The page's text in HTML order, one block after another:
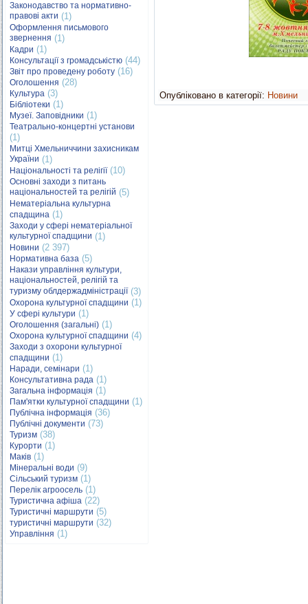
Законодавство та нормативно-
правові акти (1)
Оформлення письмового
звернення (1)
Кадри (1)
Консультації з громадськістю (44)
Звіт про проведену роботу (16)
Оголошення (28)
Культура (3)
Бібліотеки (1)
Музеї. Заповідники (1)
Театрально-концертні установи
(1)
Митці Хмельниччини захисникам
України (1)
Національності та релігії(10)
Основні заходи з питань
національностей та релігій (5)
Нематеріальна культурна
спадщина (1)
Заходи у сфері нематеріальної
культурної спадщини (1)
Новини (2 397)
Нормативна база (5)
Накази управління культури,
національностей, релігій та
туризму облдержадміністрації(3)
Охорона культурної спадщини (1)
У сфері культури (1)
Оголошення (загальні) (1)
Охорона культурної спадщини (4)
Заходи з охорони культурної
спадщини (1)
Наради, семінари (1)
Консультативна рада (1)
Загальна інформація (1)
Пам'ятки культурної спадщини (1)
Публічна інформація (36)
Публічні документи (73)
Туризм (38)
Курорти (1)
Маків (1)
Мінеральні води (9)
Сільський туризм (1)
Перелік агроосель (1)
Туристична афіша (22)
Туристичні маршрути (5)
туристичні маршрути (32)
Управління (1)
Опубліковано в категорії: Новини